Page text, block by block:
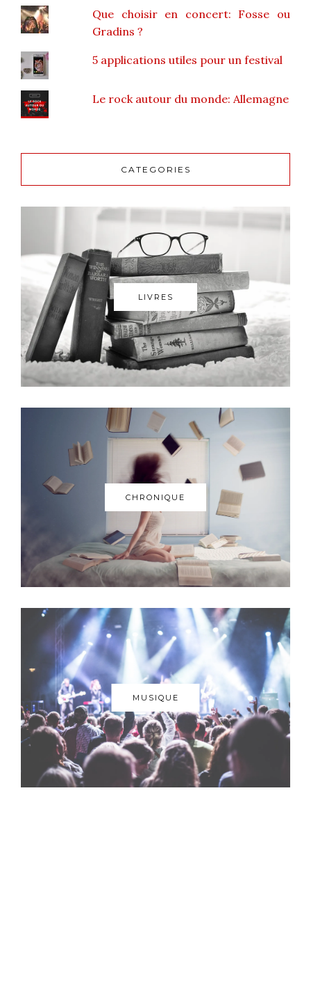
Que choisir en concert: Fosse ou
Gradins ?
5 applications utiles pour un festival
Le rock autour du monde: Allemagne
CATEGORIES
LIVRES
CHRONIQUE
MUSIQUE